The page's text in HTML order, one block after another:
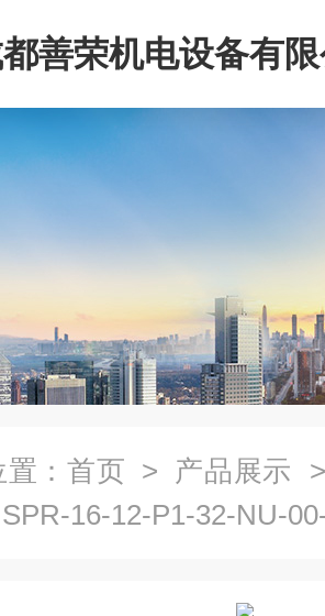
善荣机电设备有
： 首页 > 产品展示
16-12-P1-32-NU-